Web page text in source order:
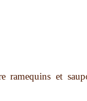
ramequins et